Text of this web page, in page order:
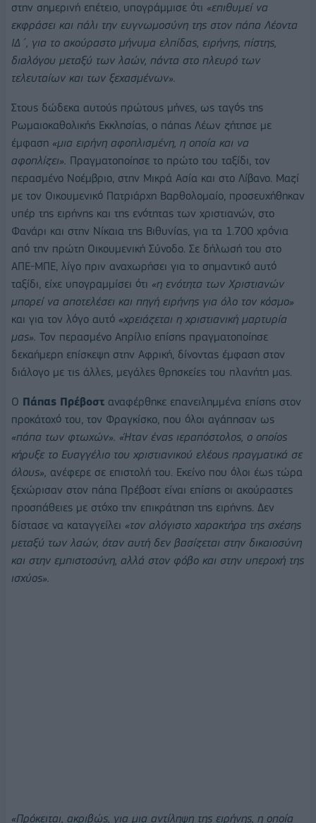
στην σημερινή επέτειο, υπογράμμισε ότι «επιθυμεί να
εκφράσει και πάλι την ευγνωμοσύνη της στον πάπα Λέοντα
ΙΔ΄, για το ακούραστο μήνυμα ελπίδας, ειρήνης, πίστης,
διαλόγου μεταξύ των λαών, πάντα στο πλευρό των
τελευταίων και των ξεχασμένων».
Στους δώδεκα αυτούς πρώτους μήνες, ως ταγός της
Ρωμαιοκαθολικής Εκκλησίας, ο πάπας Λέων ζήτησε με
έμφαση «μια ειρήνη αφοπλισμένη, η οποία και να
αφοπλίζει». Πραγματοποίησε το πρώτο του ταξίδι, τον
περασμένο Νοέμβριο, στην Μικρά Ασία και στο Λίβανο. Μαζί
με τον Οικουμενικό Πατριάρχη Βαρθολομαίο, προσευχήθηκαν
υπέρ της ειρήνης και της ενότητας των χριστιανών, στο
Φανάρι και στην Νίκαια της Βιθυνίας, για τα 1.700 χρόνια
από την πρώτη Οικουμενική Σύνοδο. Σε δήλωσή του στο
ΑΠΕ-ΜΠΕ, λίγο πριν αναχωρήσει για το σημαντικό αυτό
ταξίδι, είχε υπογραμμίσει ότι «η ενότητα των Χριστιανών
μπορεί να αποτελέσει και πηγή ειρήνης για όλο τον κόσμο»
και για τον λόγο αυτό «χρειάζεται η χριστιανική μαρτυρία
μας». Τον περασμένο Απρίλιο επίσης πραγματοποίησε
δεκαήμερη επίσκεψη στην Αφρική, δίνοντας έμφαση στον
διάλογο με τις άλλες, μεγάλες θρησκείες του πλανήτη μας.
Ο Πάπας Πρέβοστ αναφέρθηκε επανειλημμένα επίσης στον
προκάτοχό του, τον Φραγκίσκο, που όλοι αγάπησαν ως
«πάπα των φτωχών». «Ήταν ένας ιεραπόστολος, ο οποίος
κήρυξε το Ευαγγέλιο του χριστιανικού ελέους πραγματικά σε
όλους», ανέφερε σε επιστολή του. Εκείνο που όλοι έως τώρα
ξεχώρισαν στον πάπα Πρέβοστ είναι επίσης οι ακούραστες
προσπάθειες με στόχο την επικράτηση της ειρήνης. Δεν
δίστασε να καταγγείλει «τον αλόγιστο χαρακτήρα της σχέσης
μεταξύ των λαών, όταν αυτή δεν βασίζεται στην δικαιοσύνη
και στην εμπιστοσύνη, αλλά στον φόβο και στην υπεροχή της
ισχύος».
«Πρόκειται, ακριβώς, για μια αντίληψη της ειρήνης, η οποία